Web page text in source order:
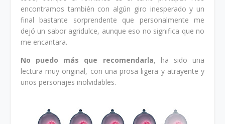
encontramos también con algún giro inesperado y un
final bastante sorprendente que personalmente me
dejó un sabor agridulce, aunque eso no significa que no
me encantara.
No puedo más que recomendarla, ha sido una
lectura muy original, con una prosa ligera y atrayente y
unos personajes inolvidables.